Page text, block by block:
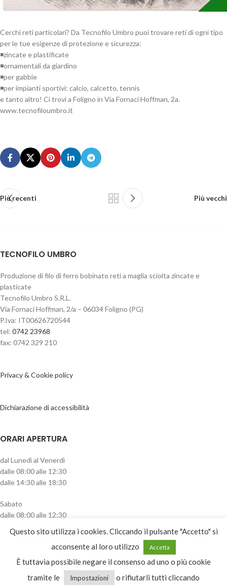
Cerchi reti particolari? Da Tecnofilo Umbro puoi trovare reti di ogni tipo
per le tue esigenze di protezione e sicurezza:
◾zincate e plastificate
◾ornamentali da giardino
◾per gabbie
◾per impianti sportivi: calcio, calcetto, tennis
e tanto altro! Ci trovi a Foligno in Via Fornaci Hoffman, 2a.
www.tecnofiloumbro.it
Più recenti Più vecchi
TECNOFILO UMBRO
Produzione di filo di ferro bobinato reti a maglia sciolta zincate e
plasticate
Tecnofilo Umbro S.R.L.
Via Fornaci Hoffman, 2/a – 06034 Foligno (PG)
P.Iva: IT00626720544
tel: 0742 23968
fax: 0742 329 210
Privacy & Cookie policy
Dichiarazione di accessibilità
ORARI APERTURA
dal Lunedì al Venerdì
dalle 08:00 alle 12:30
dalle 14:30 alle 18:30
Sabato
dalle 08:00 alle 12:30
CATEGORIE PRODOTTO
Seleziona una categoria
Questo sito utilizza i cookies. Cliccando il pulsante "Accetto" si
acconsente al loro utilizzo
Accetta
È tuttavia possibile negare il consenso ad uno o più cookie
tramite le
Impostazioni o rifiutarli tutti cliccando